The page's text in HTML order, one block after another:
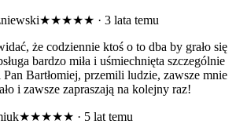
★★★★★ · 3 lata temu
że codziennie ktoś o to dba by grało się
bardzo miła i uśmiechnięta szczególnie
Bartłomiej, przemili ludzie, zawsze mnie
i zawsze zapraszają na kolejny raz!
★★★★★ · 5 lat temu